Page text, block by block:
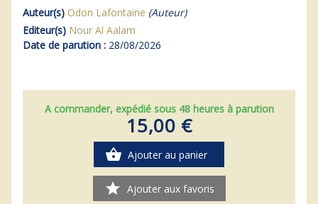
Auteur(s) Odon Lafontaine (Auteur)
Editeur(s) Nour Al Aalam
Date de parution : 28/08/2026
A commander, expédié sous 48 heures à parution
15,00 €
shopping_basket Ajouter au panier
star Ajouter aux favoris